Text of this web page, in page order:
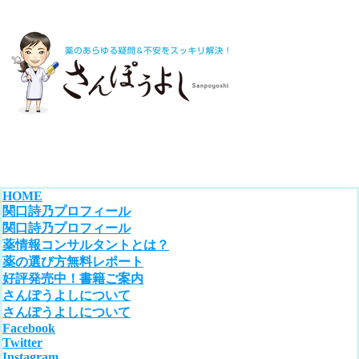
HOME
関口詩乃プロフィール
関口詩乃プロフィール
薬情報コンサルタントとは？
薬の選び方無料レポート
好評発売中！書籍ご案内
さんぽうよしについて
さんぽうよしについて
Facebook
Twitter